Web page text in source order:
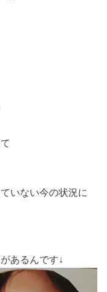
いない今の状況に
あるんです↓